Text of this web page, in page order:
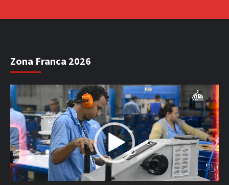
Zona Franca 2026
Reproductor
de
vídeo